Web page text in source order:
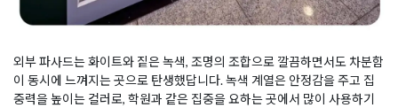
외부 파사드는 화이트와 짙은 녹색, 조명의 조합으로 깔끔하면서도 차분함
이 동시에 느껴지는 곳으로 탄생했답니다. 녹색 계열은 안정감을 주고 집
중력을 높이는 컬러로, 학원과 같은 집중을 요하는 곳에서 많이 사용하기